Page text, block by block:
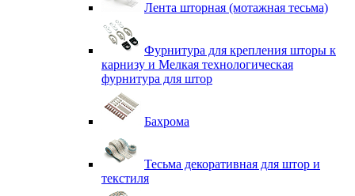
Лента шторная (мотажная тесьма)
Фурнитура для крепления шторы к
карнизу и Мелкая технологическая
фурнитура для штор
Бахрома
Тесьма декоративная для штор и
текстиля